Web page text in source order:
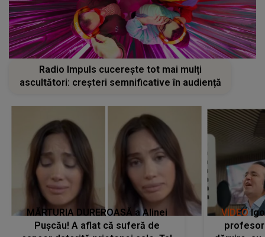
Radio Impuls cucerește tot mai mulți
ascultători: creșteri semnificative în audiență
MĂRTURIA DUREROASĂ a Alinei
Pușcău! A aflat că suferă de
VIDEO